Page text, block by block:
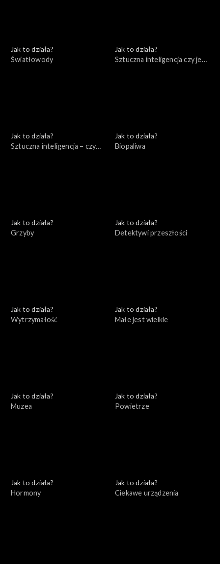
Jak to działa?
Światłowody
Jak to działa?
Sztuczna inteligencja czy jest
Jak to działa?
Sztuczna inteligencja – czy
Jak to działa?
Biopaliwa
Jak to działa?
Grzyby
Jak to działa?
Detektywi przeszłości
Jak to działa?
Wytrzymałość
Jak to działa?
Małe jest wielkie
Jak to działa?
Muzea
Jak to działa?
Powietrze
Jak to działa?
Hormony
Jak to działa?
Ciekawe urządzenia